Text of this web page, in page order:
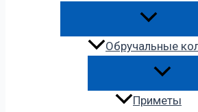
Обручальные
Приметы